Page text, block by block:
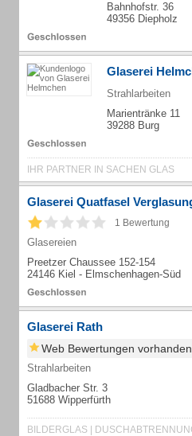
Bahnhofstr. 36
49356 Diepholz
Glaserei
Strahlarbeiten
Marientränke 11
39288 Burg
IHR PARTNER IN SACHEN GLAS
Glaserei Quatfasel
1 Bewertung
Glasereien
Preetzer Chaussee 152-154
24146 Kiel - Elmschenhagen-Süd
Glaserei Rath
Web Bewertungen vorhanden
Strahlarbeiten
Gladbacher Str. 3
51688 Wipperfürth